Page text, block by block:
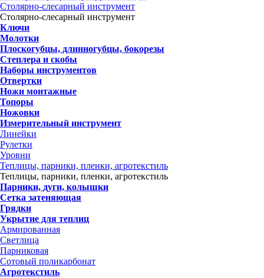
Столярно-слесарный инструмент
Столярно-слесарный инструмент
Ключи
Молотки
Плоскогубцы, длинногубцы, бокорезы
Степлера и скобы
Наборы инструментов
Отвертки
Ножи монтажные
Топоры
Ножовки
Измерительный инструмент
Линейки
Рулетки
Уровни
Теплицы, парники, пленки, агротекстиль
Теплицы, парники, пленки, агротекстиль
Парники, дуги, колышки
Сетка затеняющая
Грядки
Укрытие для теплиц
Армированная
Светлица
Парниковая
Сотовый поликарбонат
Агротекстиль